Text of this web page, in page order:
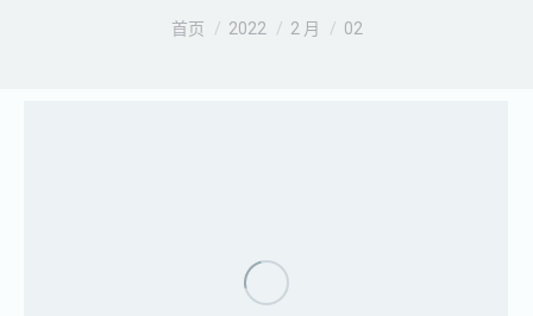
您在这里：
首页 2022 2 月 02